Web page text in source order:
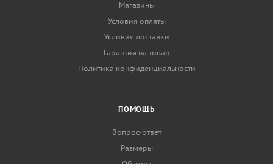
Магазины
Условия оплаты
Условия доставки
Гарантия на товар
Политика конфиденциальности
ПОМОЩЬ
Вопрос-ответ
Размеры